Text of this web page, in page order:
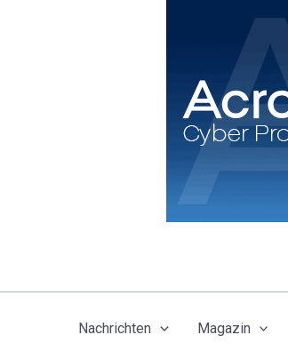
Nachrichten Magazin